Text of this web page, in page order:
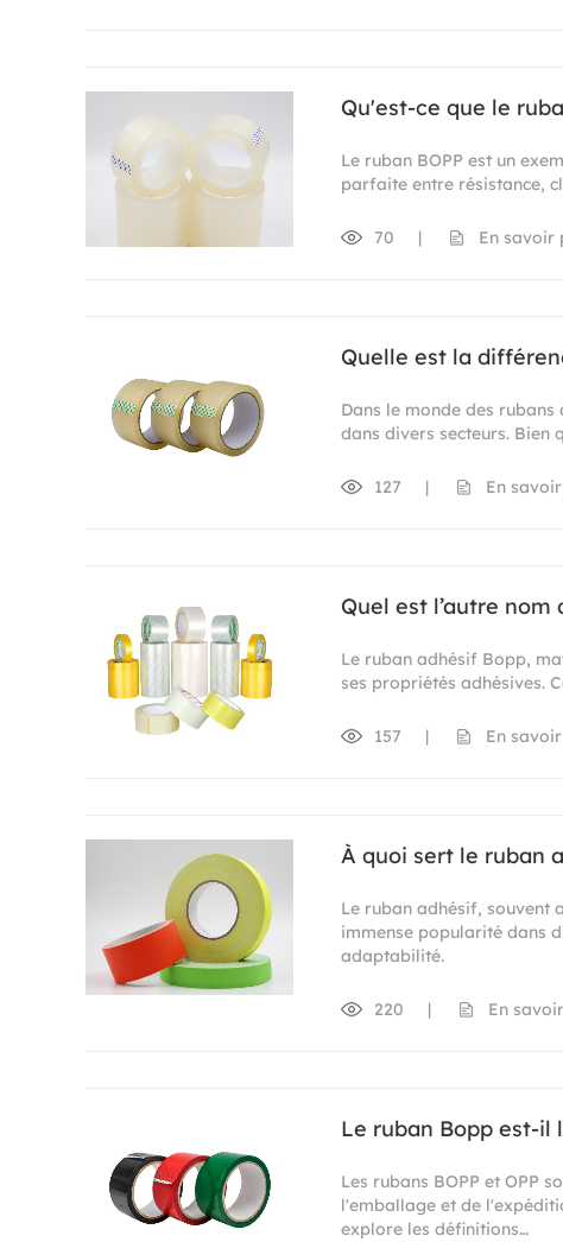
Qu'est-ce que le
Le ruban BOPP est un
parfaite entre résistance,
70 | En savoir
Quelle est la
Dans le monde des
dans divers secteurs.
127 | En
Quel est l’autre nom
Le ruban adhésif Bopp,
ses propriétés adhésives.
157 | En
À quoi sert le ruban
Le ruban adhésif, souvent
immense popularité dans
adaptabilité.
220 | En
Le ruban Bopp est-il
Les rubans BOPP et OPP
l'emballage et de
explore les définitions…